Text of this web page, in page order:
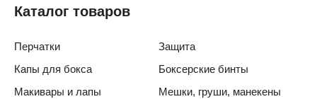
Каталог товаров
Перчатки
Защита
Капы для бокса
Боксерские бинты
Макивары и лапы
Мешки, груши, манекены